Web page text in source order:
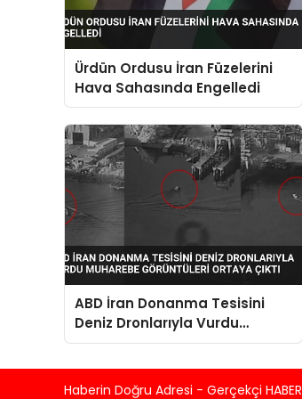
Ürdün Ordusu İran Füzelerini
Hava Sahasında Engelledi
ABD İran Donanma Tesisini
Deniz Dronlarıyla Vurdu
Muharebe Görüntüleri Ortaya
Haberin Doğru Adresi - Gerçekçi HABER